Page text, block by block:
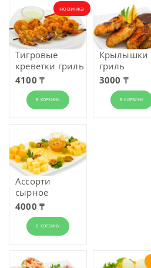
новинка
Тигровые
креветки гриль
4100 ₸
В КОРЗИНУ
Крылышки
гриль
3000 ₸
В КОРЗИНУ
Ассорти
сырное
4000 ₸
В КОРЗИНУ